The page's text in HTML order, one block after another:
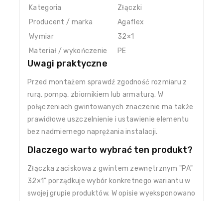
Kategoria
Złączki
Producent / marka
Agaflex
Wymiar
32×1
Materiał / wykończenie
PE
Uwagi praktyczne
Przed montażem sprawdź zgodność rozmiaru z
rurą, pompą, zbiornikiem lub armaturą. W
połączeniach gwintowanych znaczenie ma także
prawidłowe uszczelnienie i ustawienie elementu
bez nadmiernego naprężania instalacji.
Dlaczego warto wybrać ten produkt?
Złączka zaciskowa z gwintem zewnętrznym "PA"
32×1" porządkuje wybór konkretnego wariantu w
swojej grupie produktów. W opisie wyeksponowano